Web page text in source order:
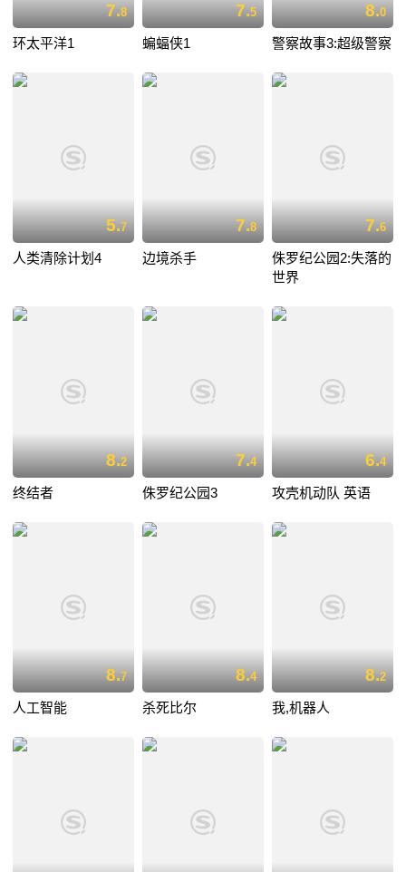
7.8
环太平洋1
7.5
蝙蝠侠1
8.0
警察故事3:超级警察
5.7
人类清除计划4
7.8
边境杀手
7.6
侏罗纪公园2:失落的
世界
8.2
终结者
7.4
侏罗纪公园3
6.4
攻壳机动队 英语
8.7
人工智能
8.4
杀死比尔
8.2
我,机器人